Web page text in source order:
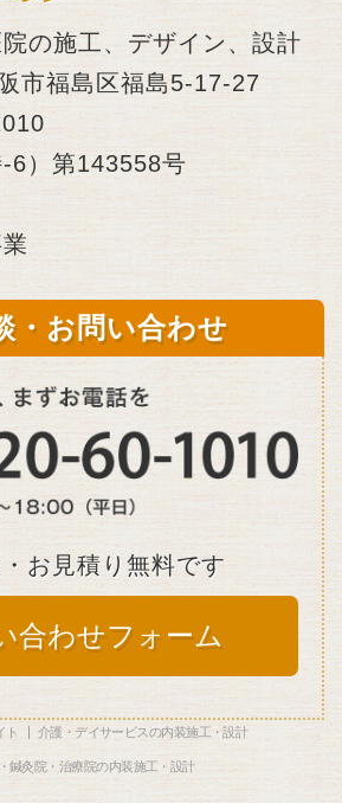
の施工、デザイン、設計
市福島区福島5-17-27
6）第143558号
・お問い合わせ
お見積り無料です
合わせフォーム
ト 介護・デイサービスの内装施工・設計
鍼灸院・治療院の内装施工・設計